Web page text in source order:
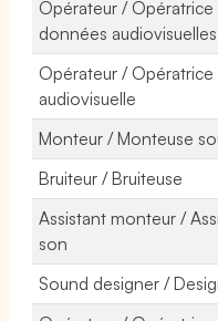
Opérateur /
données audiovisuelles
Opérateur /
audiovisuelle
Monteur / Monteuse
Bruiteur / Bruiteuse
Assistant monteur /
son
Sound designer /